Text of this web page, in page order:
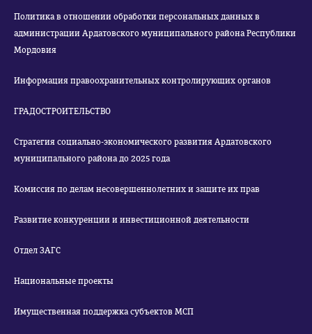
Политика в отношении обработки персональных данных в
администрации Ардатовского муниципального района Республики
Мордовия
Информация правоохранительных контролирующих органов
ГРАДОСТРОИТЕЛЬСТВО
Стратегия социально-экономического развития Ардатовского
муниципального района до 2025 года
Комиссия по делам несовершеннолетних и защите их прав
Развитие конкуренции и инвестиционной деятельности
Отдел ЗАГС
Национальные проекты
Имущественная поддержка субъектов МСП